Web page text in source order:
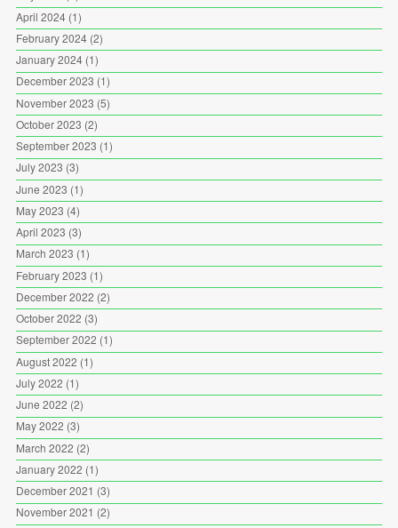
April 2024(1)
February 2024(2)
January 2024(1)
December 2023 (1)
November 2023 (5)
October 2023 (2)
September 2023 (1)
July 2023 (3)
June 2023 (1)
May 2023 (4)
April 2023 (3)
March 2023 (1)
February 2023 (1)
December 2022 (2)
October 2022 (3)
September 2022 (1)
August 2022 (1)
July 2022 (1)
June 2022 (2)
May 2022 (3)
March 2022 (2)
January 2022 (1)
December 2021 (3)
November 2021 (2)